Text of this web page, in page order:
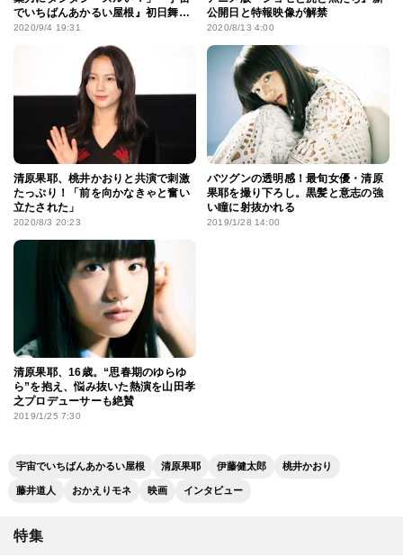
でいちばんあかるい屋根』初日舞台
挨拶に登壇
2020/9/4 19:31
公開日と特報映像が解禁
2020/8/13 4:00
清原果耶、桃井かおりと共演で刺激
たっぷり！「前を向かなきゃと奮い
立たされた」
2020/8/3 20:23
バツグンの透明感！最旬女優・清原
果耶を撮り下ろし。黒髪と意志の強
い瞳に射抜かれる
2019/1/28 14:00
清原果耶、16歳。“思春期のゆらゆ
ら”を抱え、悩み抜いた熱演を山田孝
之プロデューサーも絶賛
2019/1/25 7:30
宇宙でいちばんあかるい屋根 清原果耶 伊藤健太郎 桃井かおり
藤井道人 おかえりモネ 映画 インタビュー
特集